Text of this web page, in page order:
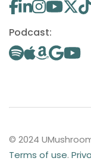
Podcast:
© 2024
Terms of use.